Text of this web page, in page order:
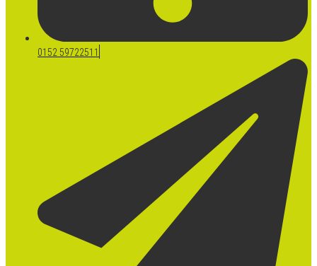
0152 59722511